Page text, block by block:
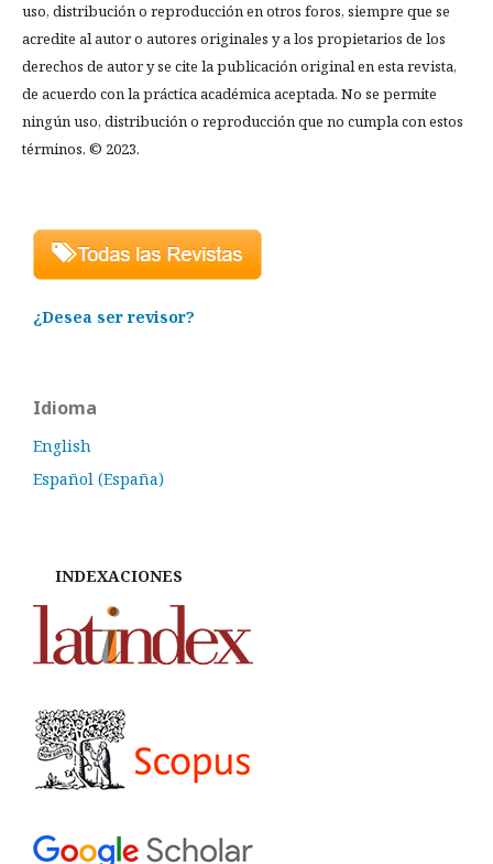
uso, distribución o reproducción en otros foros, siempre que se
acredite al autor o autores originales y a los propietarios de los
derechos de autor y se cite la publicación original en esta revista,
de acuerdo con la práctica académica aceptada. No se permite
ningún uso, distribución o reproducción que no cumpla con estos
términos. © 2023.
¿Desea ser revisor?
Idioma
English
Español (España)
INDEXACIONES